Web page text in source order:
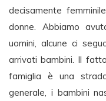
decisamente
donne. Abbiamo
uomini, alcune ci
arrivati bambini. Il
famiglia è una
generale, i bambini